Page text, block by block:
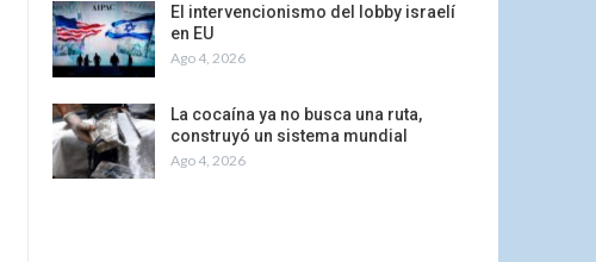
El intervencionismo del lobby israelí
en EU
Ago 4, 2026
La cocaína ya no busca una ruta,
construyó un sistema mundial
Ago 4, 2026